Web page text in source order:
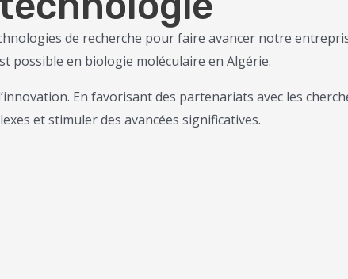
de recherche pour faire avancer notre
possible en biologie moléculaire en Algérie.
En favorisant des partenariats avec les
et stimuler des avancées significatives.